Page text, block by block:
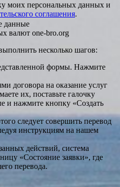
моих персональных данных и
соглашения.
данные
валют one-bro.org
несколько шагов:
формы. Нажмите
договора на оказание услуг
их, поставьте галочку
и нажмите кнопку «Создать
следует совершить перевод
инструкциям на нашем
действий, система
«Состояние заявки», где
перевода.